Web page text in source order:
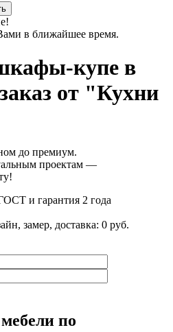
в ближайшее время.
купе в
от "Кухни
до премиум.
проектам —
и гарантия 2 года
замер, доставка: 0 руб.
по